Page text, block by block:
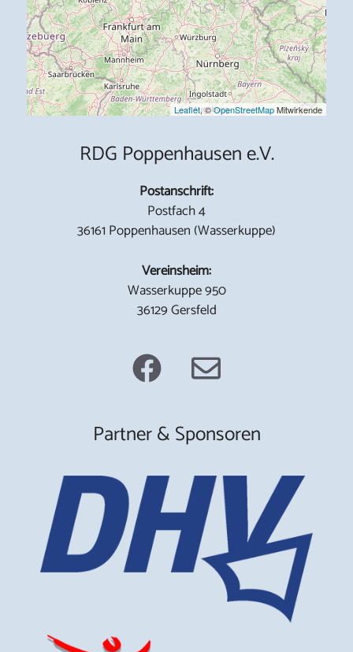
Leaflet, ©OpenStreetMapMitwirkende
RDG Poppenhausen e.V.
Postanschrift:
Postfach 4
36161 Poppenhausen (Wasserkuppe)
Vereinsheim:
Wasserkuppe 950
36129 Gersfeld
Partner & Sponsoren